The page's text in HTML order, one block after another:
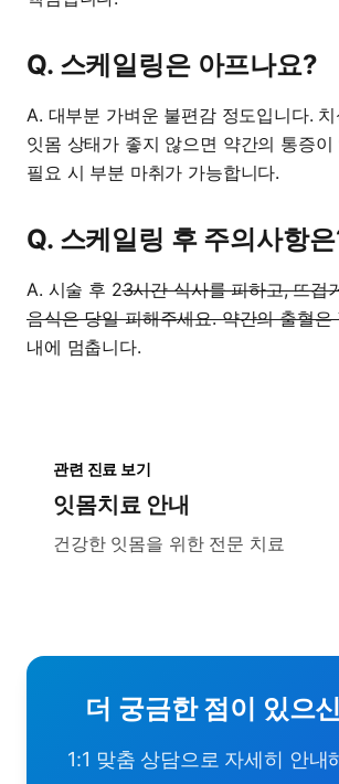
Q. 스케일링은 아프나요?
A. 대부분 가벼운 불편감 정도입니다.
잇몸 상태가 좋지 않으면 약간의 통증이
필요 시 부분 마취가 가능합니다.
Q. 스케일링 후 주의사항
A. 시술 후 23시간 식사를 피하고, 뜨겁
음식은 당일 피해주세요. 약간의 출혈은
내에 멈춥니다.
관련 진료 보기
잇몸치료 안내
건강한 잇몸을 위한 전문 치료
더 궁금한 점이 있으
1:1 맞춤 상담으로 자세히 안내